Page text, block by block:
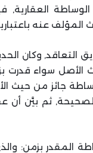
العقارية,
عنه
التعاقد, وكان
الأصل سواء قدرت
جائز من حيث
الصحيحة, ثم بيَّن
المقدر بزمن: